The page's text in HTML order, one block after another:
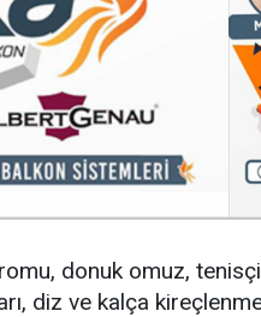
donuk omuz,
diz ve kalça